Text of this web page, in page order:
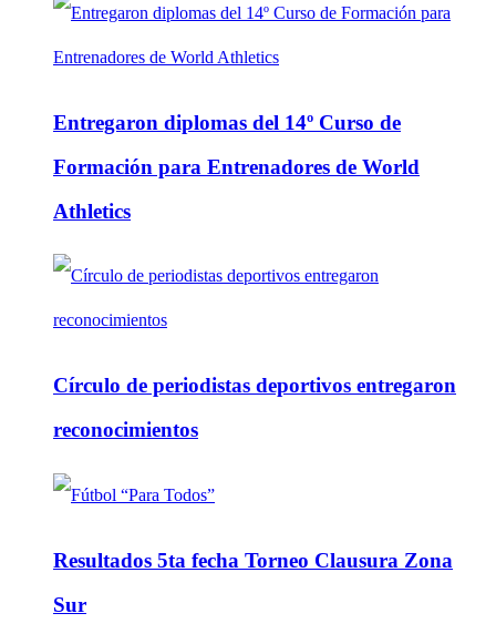
Entregaron diplomas del 14º Curso de
Formación para Entrenadores de World
Athletics
Círculo de periodistas deportivos entregaron
reconocimientos
Resultados 5ta fecha Torneo Clausura Zona
Sur